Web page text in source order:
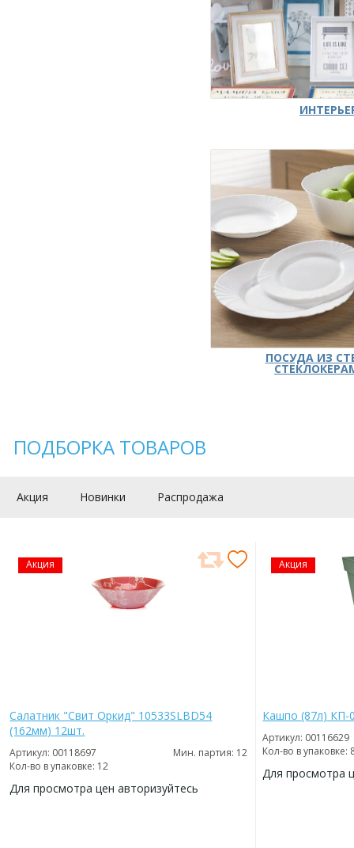
ПОСУДА ИЗ
ПОДБОРКА ТОВАРОВ
Акция Новинки Распродажа
Акция
Салатник "Свит Оркид" 10533SLBD54
(162мм) 12шт.
Артикул: 00118697
Мин. партия: 12
Кол-во в упаковке: 12
Для просмотра цен авторизуйтесь
Акция
Кашпо (87л) КП-
Артикул: 00116629
Кол-во в упаковке:
Для просмотра